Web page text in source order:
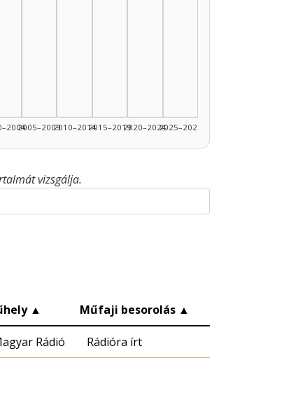
2005–20092010–20142015–20192020–20242025–2026
vizsgálja.
▲ Műfaji besorolás ▲
Rádió Rádióra írt